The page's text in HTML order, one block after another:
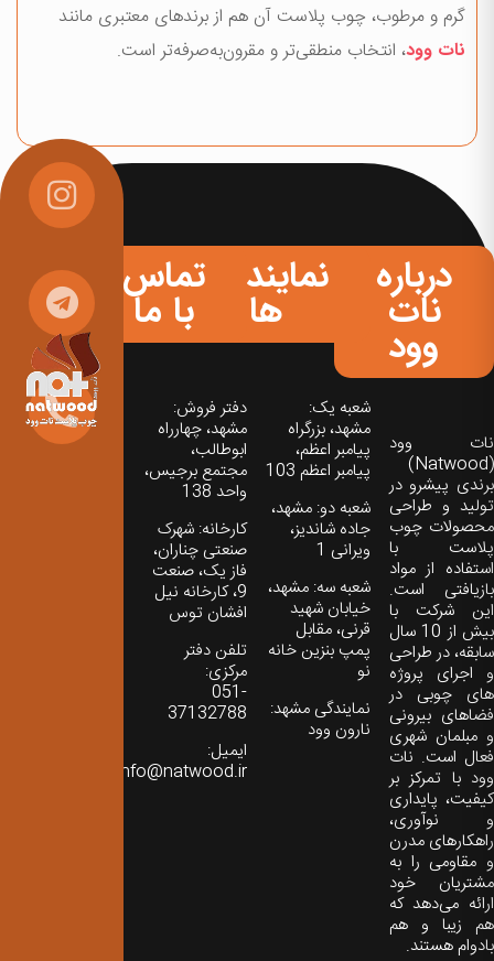
گرم و مرطوب، چوب پلاست آن هم از برندهای معتبری مانند
نات وود، انتخاب منطقی‌تر و مقرون‌به‌صرفه‌تر است.
درباره
نات
وود
نات‌ وود
(Natwood)
برندی پیشرو در
تولید و طراحی
محصولات چوب
پلاست با
استفاده از مواد
بازیافتی است.
این شرکت با
بیش از 10 سال
سابقه، در طراحی
و اجرای پروژه
های چوبی در
فضاهای بیرونی
و مبلمان شهری
فعال است. نات
وود با تمرکز بر
کیفیت، پایداری
و نوآوری،
راهکارهای مدرن
و مقاومی را به
مشتریان خود
ارائه می‌دهد که
هم زیبا و هم
بادوام هستند.
نمایندگی
ها
شعبه یک:
مشهد، بزرگراه
پیامبر اعظم،
پیامبر اعظم 103
شعبه دو: مشهد،
جاده شاندیز،
ویرانی 1
شعبه سه: مشهد،
خیابان شهید
قرنی، مقابل
پمپ بنزین خانه
نو
نمایندگی مشهد:
نارون وود
تماس
با ما
دفتر فروش:
مشهد، چهارراه
ابوطالب،
مجتمع برجیس،
واحد 138
کارخانه: شهرک
صنعتی چناران،
فاز یک، صنعت
9، کارخانه نیل
افشان توس
تلفن دفتر
مرکزی:
051-
37132788
ایمیل:
info@natwood.ir